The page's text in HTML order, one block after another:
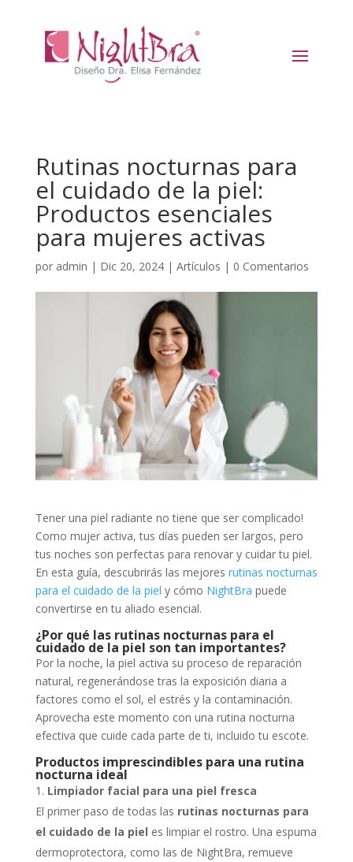
Rutinas nocturnas para
el cuidado de la piel:
Productos esenciales
para mujeres activas
por admin | Dic 20, 2024| Artículos | 0 Comentarios
Tener una piel radiante no tiene que ser complicado!
Como mujer activa, tus días pueden ser largos, pero
tus noches son perfectas para renovar y cuidar tu piel.
En esta guía, descubrirás las mejores rutinas nocturnas
para el cuidado de la piel y cómo NightBra puede
convertirse en tu aliado esencial.
¿Por qué las rutinas nocturnas para el
cuidado de la piel son tan importantes?
Por la noche, la piel activa su proceso de reparación
natural, regenerándose tras la exposición diaria a
factores como el sol, el estrés y la contaminación.
Aprovecha este momento con una rutina nocturna
efectiva que cuide cada parte de ti, incluido tu escote.
Productos imprescindibles para una rutina
nocturna ideal
Limpiador facial para una piel fresca
El primer paso de todas las rutinas nocturnas para
el cuidado de la piel es limpiar el rostro. Una espuma
dermoprotectora, como las de NightBra, remueve